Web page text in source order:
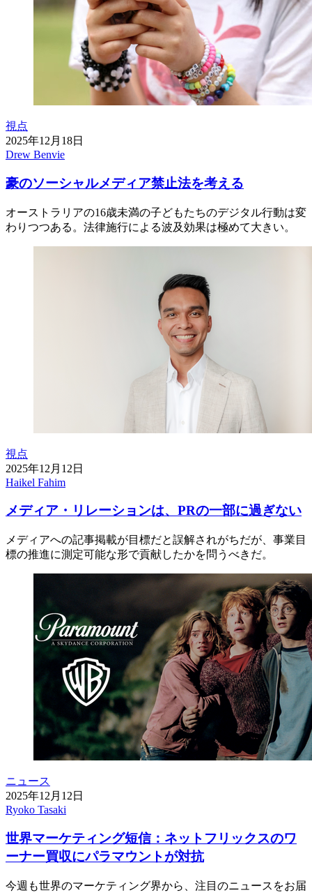
視点
2025年12月18日
Drew Benvie
豪のソーシャルメディア禁止法を考える
オーストラリアの16歳未満の子どもたちのデジタル行動は変
わりつつある。法律施行による波及効果は極めて大きい。
視点
2025年12月12日
Haikel Fahim
メディア・リレーションは、PRの一部に過ぎない
メディアへの記事掲載が目標だと誤解されがちだが、事業目
標の推進に測定可能な形で貢献したかを問うべきだ。
ニュース
2025年12月12日
Ryoko Tasaki
世界マーケティング短信：ネットフリックスのワ
ーナー買収にパラマウントが対抗
今週も世界のマーケティング界から、注目のニュースをお届